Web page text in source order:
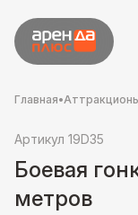
Главная•
Артикул 19D35
Боевая
метров